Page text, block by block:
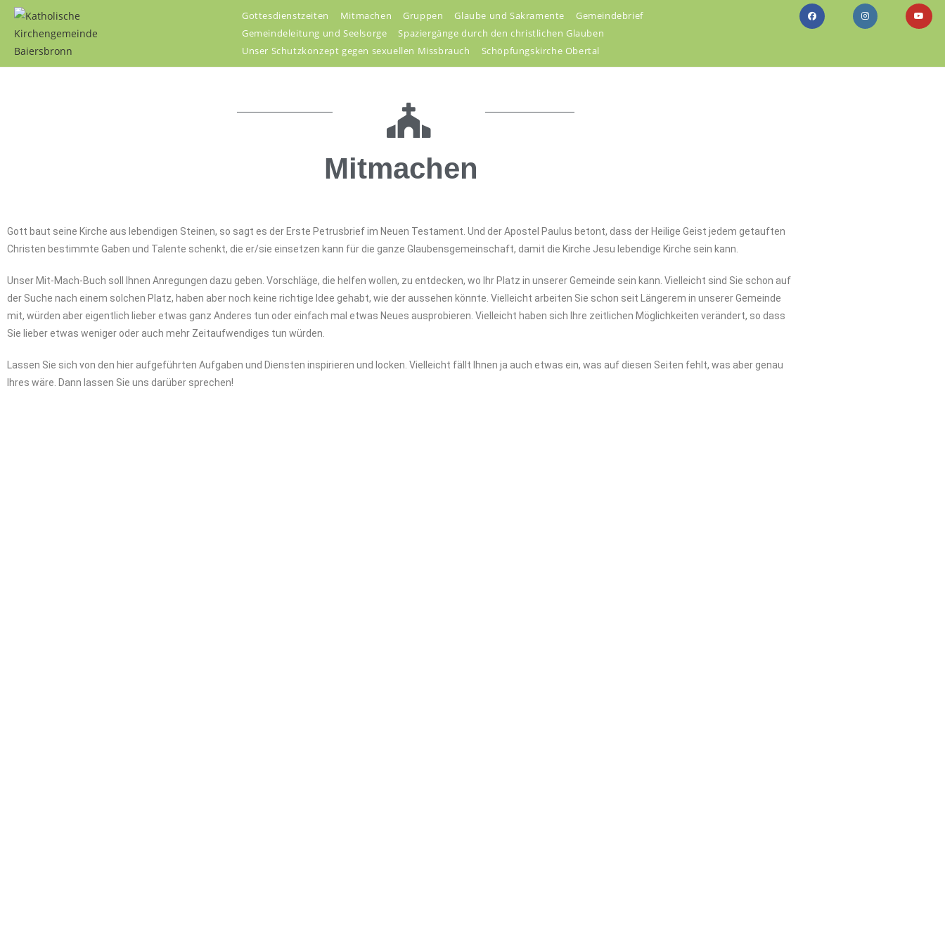
Gottesdienstzeiten Mitmachen Gruppen Glaube und Sakramente
Gemeindebrief
Gemeindeleitung und Seelsorge
Spaziergänge durch den christlichen Glauben
Unser Schutzkonzept gegen sexuellen Missbrauch
Schöpfungskirche Obertal
Mitmachen
Gott baut seine Kirche aus lebendigen Steinen, so sagt es der Erste Petrusbrief im Neuen Testament. Und der Apostel Paulus betont, dass der Heilige Geist jedem getauften
Christen bestimmte Gaben und Talente schenkt, die er/sie einsetzen kann für die ganze Glaubensgemeinschaft, damit die Kirche Jesu lebendige Kirche sein kann.
Unser Mit-Mach-Buch soll Ihnen Anregungen dazu geben. Vorschläge, die helfen wollen, zu entdecken, wo Ihr Platz in unserer Gemeinde sein kann. Vielleicht sind Sie schon auf
der Suche nach einem solchen Platz, haben aber noch keine richtige Idee gehabt, wie der aussehen könnte. Vielleicht arbeiten Sie schon seit Längerem in unserer Gemeinde
mit, würden aber eigentlich lieber etwas ganz Anderes tun oder einfach mal etwas Neues ausprobieren. Vielleicht haben sich Ihre zeitlichen Möglichkeiten verändert, so dass
Sie lieber etwas weniger oder auch mehr Zeitaufwendiges tun würden.
Lassen Sie sich von den hier aufgeführten Aufgaben und Diensten inspirieren und locken. Vielleicht fällt Ihnen ja auch etwas ein, was auf diesen Seiten fehlt, was aber genau
Ihres wäre. Dann lassen Sie uns darüber sprechen!